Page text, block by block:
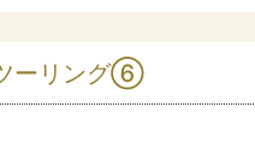
ーリング⑥